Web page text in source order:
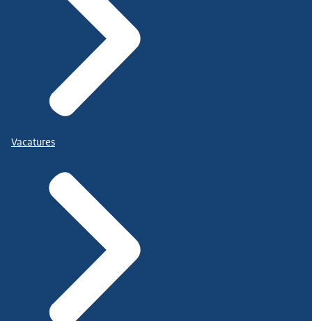
Vacatures